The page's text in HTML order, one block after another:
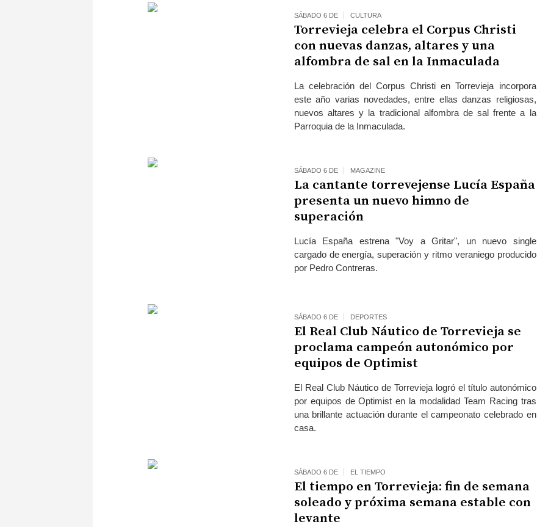
SÁBADO 6 DE CULTURA
Torrevieja celebra el Corpus Christi
con nuevas danzas, altares y una
alfombra de sal en la Inmaculada
La celebración del Corpus Christi en Torrevieja incorpora
este año varias novedades, entre ellas danzas religiosas,
nuevos altares y la tradicional alfombra de sal frente a la
Parroquia de la Inmaculada.
SÁBADO 6 DE MAGAZINE
La cantante torrevejense Lucía España
presenta un nuevo himno de
superación
Lucía España estrena "Voy a Gritar", un nuevo single
cargado de energía, superación y ritmo veraniego producido
por Pedro Contreras.
SÁBADO 6 DE DEPORTES
El Real Club Náutico de Torrevieja se
proclama campeón autonómico por
equipos de Optimist
El Real Club Náutico de Torrevieja logró el título autonómico
por equipos de Optimist en la modalidad Team Racing tras
una brillante actuación durante el campeonato celebrado en
casa.
SÁBADO 6 DE EL TIEMPO
El tiempo en Torrevieja: fin de semana
soleado y próxima semana estable con
levante